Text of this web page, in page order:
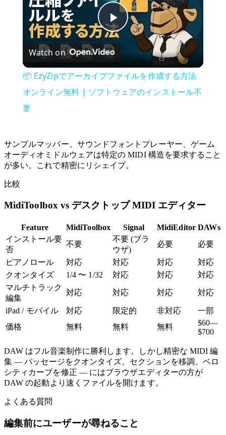
Play
Video
Watch on
📦 EzyZipでアーカイブファイルを作成する方法
オンライン無料 | ソフトウェアのインストール不
要
サンプルマッパー、サウンドフォントプレーヤー、ゲーム
オーディオミドルウェアは特定の MIDI 構造を要求すること
が多い。これで精密にリシェイプ。
比較
MidiToolbox vs デスクトップ MIDI エディター
Feature MidiToolbox Signal MidiEditor DAWs
インストール要
否
不要
不要 (ブラ
ウザ)
必要 必要
ピアノロール 対応 対応 対応
対応
クオンタイズ
1/4 〜 1/32 対応 対応
対応
マルチトラック
編集
対応 対応 対応 対応
iPad / モバイル 対応 限定的 非対応
一部
価格
無料 無料 無料
$60—
$700
DAW はフル音楽制作に勝利します。しかし精密な MIDI 編
集 — パッセージをクオンタイズ、セクションを移調、ベロ
シティカーブを修正 — にはブラウザエディターの方が
DAW の起動より速くファイルを開けます。
よくある質問
編集前にユーザーが尋ねること